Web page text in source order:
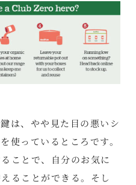
は、やや見た目の悪いシ
使っているところです。
ことで、自分のお気に
ることができる。そし